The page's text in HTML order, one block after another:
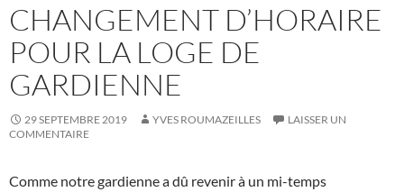
CHANGEMENT D’HORAIRE
POUR LA LOGE DE
GARDIENNE
29 SEPTEMBRE 2019 YVES ROUMAZEILLES
LAISSER UN
COMMENTAIRE
Comme notre gardienne a dû revenir à un mi-temps